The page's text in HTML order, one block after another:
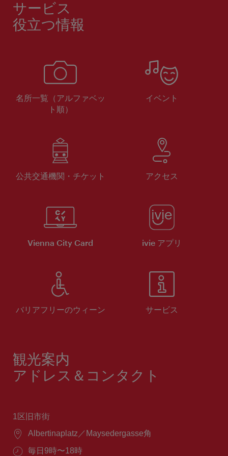
サービス
役立つ情報
名所一覧（アルファベッ
ト順）
イベント
公共交通機関・チケット アクセス
Vienna City Card ivie アプリ
バリアフリーのウィーン サービス
観光案内
アドレス＆コンタクト
1区旧市街
場
Albertinaplatz／Maysedergasse角
営
毎日9時〜18時